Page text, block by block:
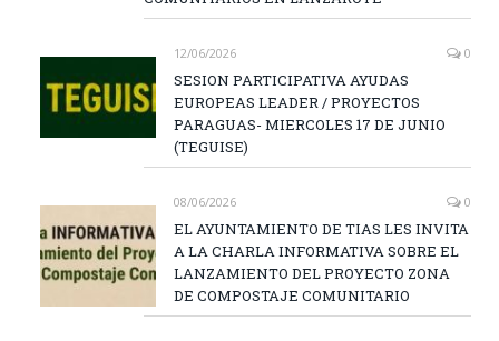
12/06/2026 0
SESION PARTICIPATIVA AYUDAS
EUROPEAS LEADER / PROYECTOS
PARAGUAS- MIERCOLES 17 DE JUNIO
(TEGUISE)
08/06/2026 0
EL AYUNTAMIENTO DE TIAS LES INVITA
A LA CHARLA INFORMATIVA SOBRE EL
LANZAMIENTO DEL PROYECTO ZONA
DE COMPOSTAJE COMUNITARIO